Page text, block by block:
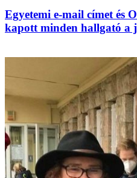
Egyetemi e-mail címet és
kapott minden hallgató a